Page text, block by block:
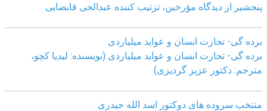
پنجشیر از دیدگاه مؤرخین، تزتیب کننده عبدالحی قابضايی
برده گی- تجارت انسان و عواید میلیاردی
برده گی- تجارت انسان و عواید میلیاردی (نویسنده: لیدیا کچو،
مترجم: دکتور عزیز گردیزی)
منتخب سروده های دوکتور اسد الله حیدری